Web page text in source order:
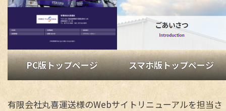
PC版トップページ スマホ版トップページ
有限会社丸喜運送様のWebサイトリニューアルを担当さ